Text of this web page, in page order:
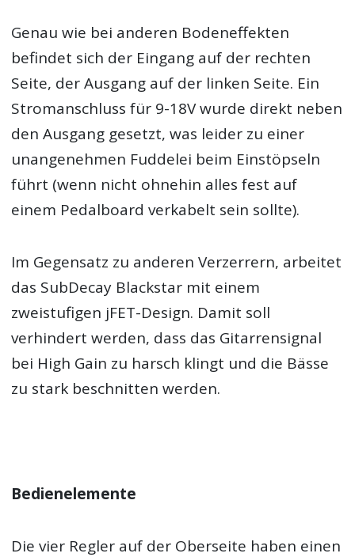
Genau wie bei anderen Bodeneffekten
befindet sich der Eingang auf der rechten
Seite, der Ausgang auf der linken Seite. Ein
Stromanschluss für 9-18V wurde direkt neben
den Ausgang gesetzt, was leider zu einer
unangenehmen Fuddelei beim Einstöpseln
führt (wenn nicht ohnehin alles fest auf
einem Pedalboard verkabelt sein sollte).
Im Gegensatz zu anderen Verzerrern, arbeitet
das SubDecay Blackstar mit einem
zweistufigen jFET-Design. Damit soll
verhindert werden, dass das Gitarrensignal
bei High Gain zu harsch klingt und die Bässe
zu stark beschnitten werden.
Bedienelemente
Die vier Regler auf der Oberseite haben einen